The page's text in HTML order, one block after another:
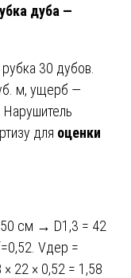
дуба —
30 дубов.
м, ущерб —
для оценки
см → D1,3 = 42
Vдер =
22 × 0,52 = 1,58